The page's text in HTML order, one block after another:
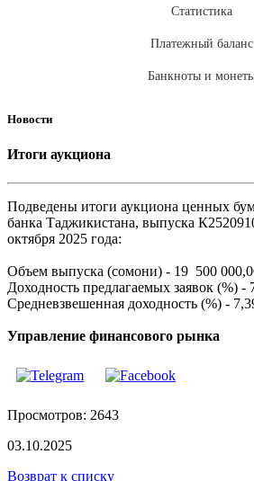
Статистика
Платежный баланс
Банкноты и
Новости
Итоги аукциона
Подведены итоги аукциона ценных
банка Таджикистана, выпуска
октября 2025 года:
Объем выпуска (сомони) - 19 500
Доходность предлагаемых заявок (%) -
Средневзвешенная доходность (%) -
Управление финансового рынка
Просмотров: 2643
03.10.2025
Возврат к списку